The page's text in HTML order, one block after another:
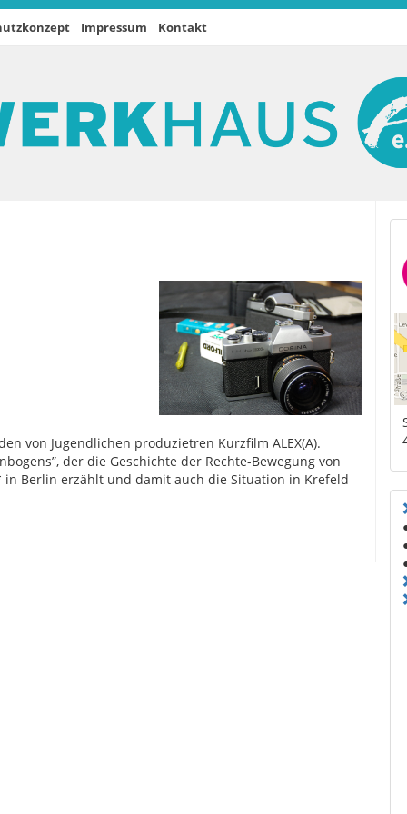
Impressum Kontakt
von Jugendlichen produzietren Kurzfilm ALEX(A).
der die Geschichte der Rechte-Bewegung von
in Berlin erzählt und damit auch die Situation in Krefeld